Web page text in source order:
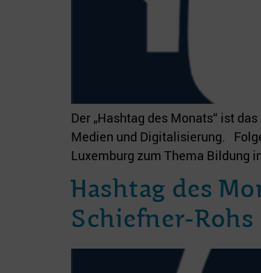
Der „Hashtag des Monats“ ist
Medien und Digitalisierung.
Luxemburg zum Thema Bildung
Hashtag des
Schiefner-